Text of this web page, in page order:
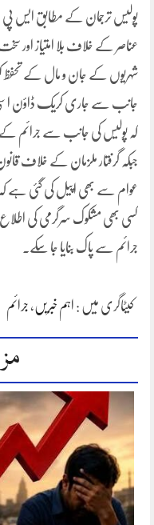
پولیس ترجمان کے مطابق ایس پی
عناصر کے خلاف بلا امتیاز اور
شہریوں کے جان و مال کے تحفظ کو
جانب سے جاری کریک ڈاؤن اسی
کہ پولیس کی جانب سے جرائم
جبکہ گرفتار ملزمان کے خلاف
عوام سے بھی اپیل کی گئی ہے کہ
کسی بھی مشکوک سرگرمی کی اطلاع
جرائم سے پاک بنایا جا سکے۔
کیٹاگری میں : اہم خبریں ، جرائم